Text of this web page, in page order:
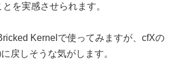
を実感させられます。
Kernelで使ってみますが、cfXの
戻しそうな気がします。